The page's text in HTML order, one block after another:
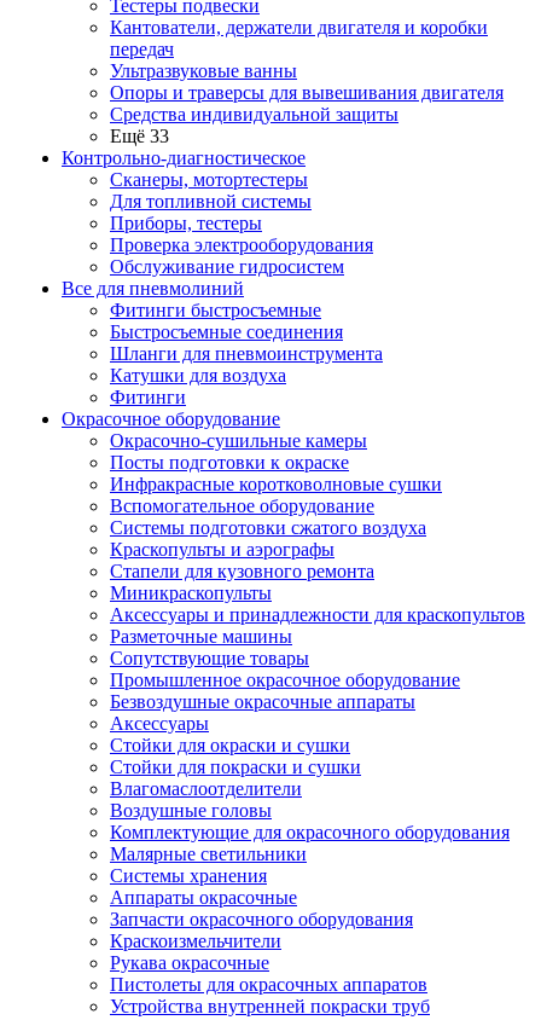
Тестеры подвески
Кантователи, держатели двигателя и коробки
передач
Ультразвуковые ванны
Опоры и траверсы для вывешивания двигателя
Средства индивидуальной защиты
Ещё 33
Контрольно-диагностическое
Сканеры, мотортестеры
Для топливной системы
Приборы, тестеры
Проверка электрооборудования
Обслуживание гидросистем
Все для пневмолиний
Фитинги быстросъемные
Быстросъемные соединения
Шланги для пневмоинструмента
Катушки для воздуха
Фитинги
Окрасочное оборудование
Окрасочно-сушильные камеры
Посты подготовки к окраске
Инфракрасные коротковолновые сушки
Вспомогательное оборудование
Системы подготовки сжатого воздуха
Краскопульты и аэрографы
Стапели для кузовного ремонта
Миникраскопульты
Аксессуары и принадлежности для краскопультов
Разметочные машины
Сопутствующие товары
Промышленное окрасочное оборудование
Безвоздушные окрасочные аппараты
Аксессуары
Стойки для окраски и сушки
Стойки для покраски и сушки
Влагомаслоотделители
Воздушные головы
Комплектующие для окрасочного оборудования
Малярные светильники
Системы хранения
Аппараты окрасочные
Запчасти окрасочного оборудования
Краскоизмельчители
Рукава окрасочные
Пистолеты для окрасочных аппаратов
Устройства внутренней покраски труб